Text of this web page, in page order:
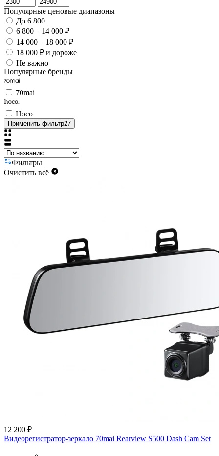
Популярные ценовые диапазоны
До 6 800
6 800 – 14 000 ₽
14 000 – 18 000 ₽
18 000 ₽ и дороже
Не важно
Популярные бренды
70mai
Hoco
Применить фильтр27
Фильтры
Очистить всё
12 200 ₽
Видеорегистратор-зеркало 70mai Rearview S500 Dash Cam Set